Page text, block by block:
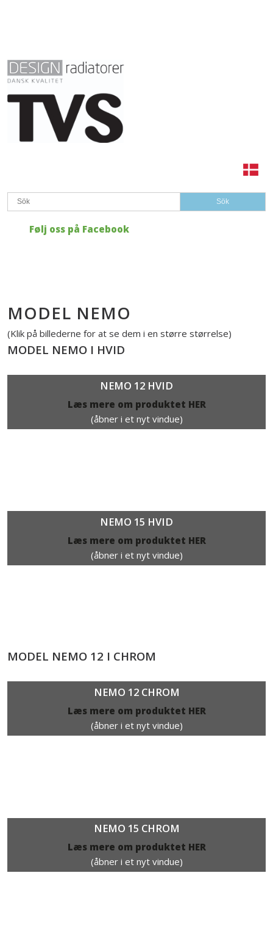
Følj oss på Facebook​
MODEL NEMO
(Klik på billederne for at se dem i en større størrelse)​​
MODEL NEMO I HVID
NEMO 12 HVID​
Læs mere om produktet HER
(åbner i et nyt vindue)
NEMO 15 HVID
Læs mere om produktet HER​
(åbner i et nyt vindue)
MODEL NEMO 12 I CHROM
NEMO 12 CHROM​
Læs mere om produktet HER
(åbner i et nyt vindue)
NEMO 15 CHROM
Læs mere om produktet HER​
(åbner i et nyt vindue)